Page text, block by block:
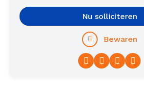
Facebook
Twitter
Nu solliciteren
Bewaren